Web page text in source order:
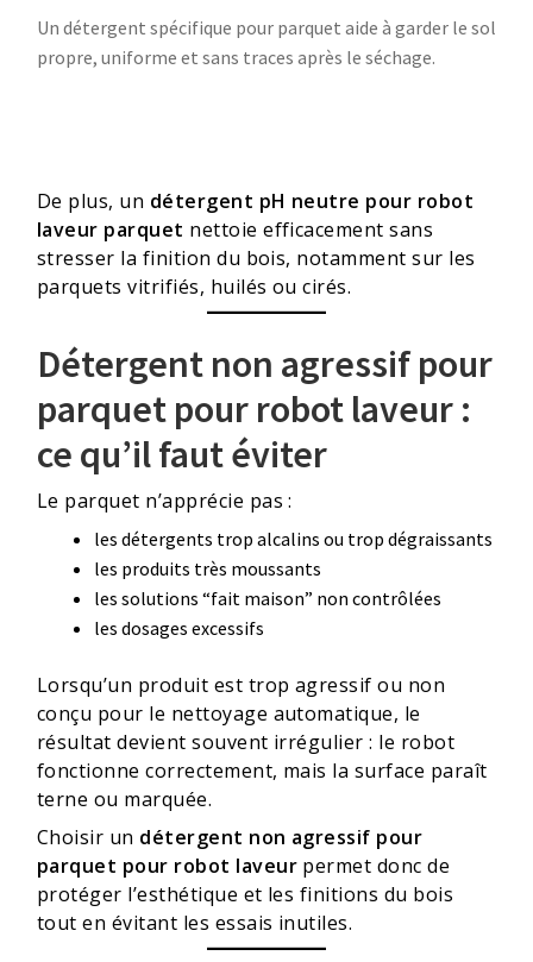
Un détergent spécifique pour parquet aide à garder le sol
propre, uniforme et sans traces après le séchage.
De plus, un détergent pH neutre pour robot
laveur parquet nettoie efficacement sans
stresser la finition du bois, notamment sur les
parquets vitrifiés, huilés ou cirés.
Détergent non agressif pour
parquet pour robot laveur :
ce qu’il faut éviter
Le parquet n’apprécie pas :
les détergents trop alcalins ou trop dégraissants
les produits très moussants
les solutions “fait maison” non contrôlées
les dosages excessifs
Lorsqu’un produit est trop agressif ou non
conçu pour le nettoyage automatique, le
résultat devient souvent irrégulier : le robot
fonctionne correctement, mais la surface paraît
terne ou marquée.
Choisir un détergent non agressif pour
parquet pour robot laveur permet donc de
protéger l’esthétique et les finitions du bois
tout en évitant les essais inutiles.